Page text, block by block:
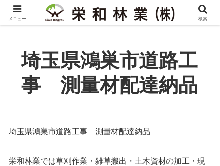
埼玉県鴻巣市道路工
事 測量材配達納品
埼玉県鴻巣市道路工事 測量材配達納品
栄和林業では草刈作業・雑草搬出・土木資材の加工・現
メニュー 検索